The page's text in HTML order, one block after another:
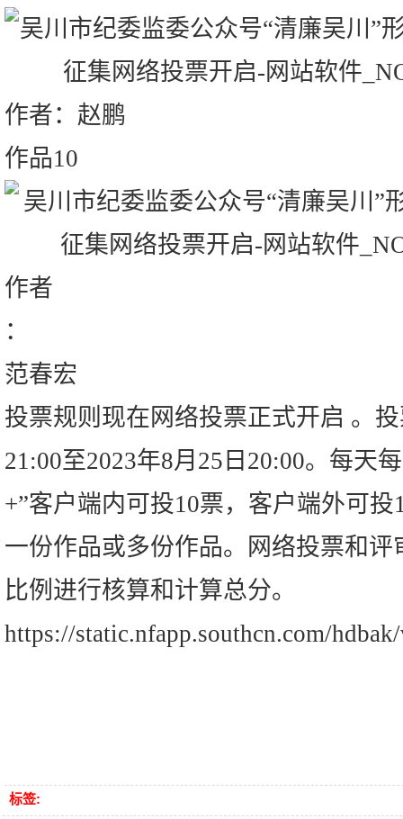
作者：赵鹏
作品10
作者
：
范春宏
投票规则现在网络投票正式开启 。
21:00至2023年8月25日20:00。每天
+”客户端内可投10票，客户端外可
一份作品或多份作品。网络投票和评
比例进行核算和计算总分。
https://static.nfapp.southcn.com/
标签: